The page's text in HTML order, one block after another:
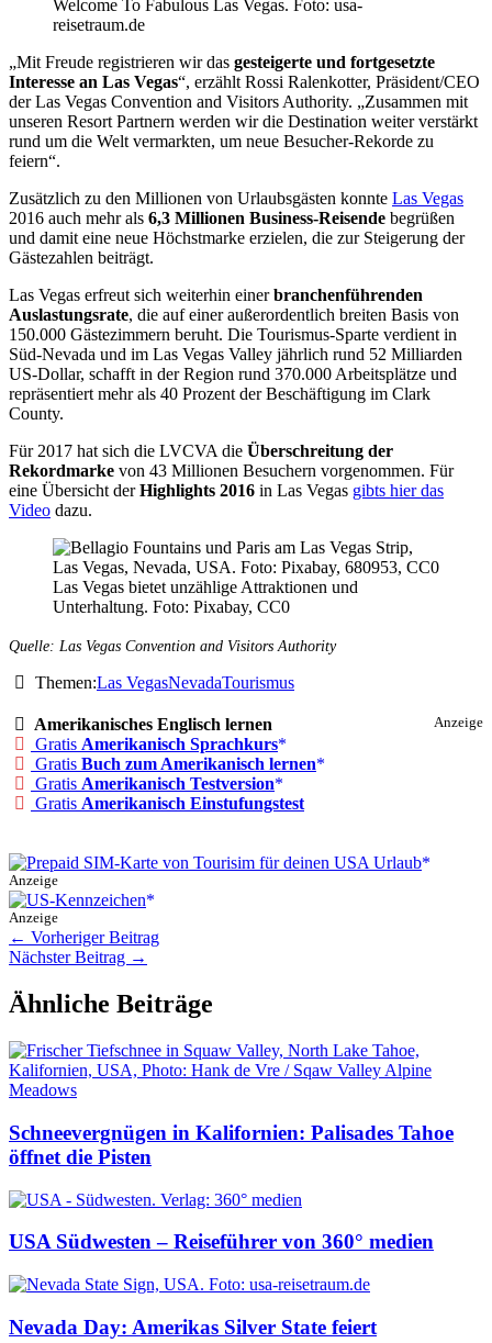
Welcome To Fabulous Las Vegas. Foto: usa-
reisetraum.de
„Mit Freude registrieren wir das gesteigerte und fortgesetzte
Interesse an Las Vegas“, erzählt Rossi Ralenkotter, Präsident/CEO
der Las Vegas Convention and Visitors Authority. „Zusammen mit
unseren Resort Partnern werden wir die Destination weiter verstärkt
rund um die Welt vermarkten, um neue Besucher-Rekorde zu
feiern“.
Zusätzlich zu den Millionen von Urlaubsgästen konnte Las Vegas
2016 auch mehr als 6,3 Millionen Business-Reisende begrüßen
und damit eine neue Höchstmarke erzielen, die zur Steigerung der
Gästezahlen beiträgt.
Las Vegas erfreut sich weiterhin einerbranchenführenden
Auslastungsrate, die auf einer außerordentlich breiten Basis von
150.000 Gästezimmern beruht. Die Tourismus-Sparte verdient in
Süd-Nevada und im Las Vegas Valley jährlich rund 52 Milliarden
US-Dollar, schafft in der Region rund 370.000 Arbeitsplätze und
repräsentiert mehr als 40 Prozent der Beschäftigung im Clark
County.
Für 2017 hat sich die LVCVA die Überschreitung der
Rekordmarke von 43 Millionen Besuchern vorgenommen. Für
eine Übersicht derHighlights 2016 in Las Vegas gibts hier das
Video dazu.
Las Vegas bietet unzählige Attraktionen und
Unterhaltung. Foto: Pixabay, CC0
Quelle: Las Vegas Convention and Visitors Authority
Themen:Las VegasNevadaTourismus
Anzeige
Amerikanisches Englisch lernen
Gratis Amerikanisch Sprachkurs
Gratis Buch zum Amerikanisch lernen
Gratis Amerikanisch Testversion
Gratis Amerikanisch Einstufungstest
Anzeige
Anzeige
← Vorheriger Beitrag
Nächster Beitrag →
Ähnliche Beiträge
Schneevergnügen in Kalifornien: Palisades Tahoe
öffnet die Pisten
USA Südwesten – Reiseführer von 360° medien
Nevada Day: Amerikas Silver State feiert